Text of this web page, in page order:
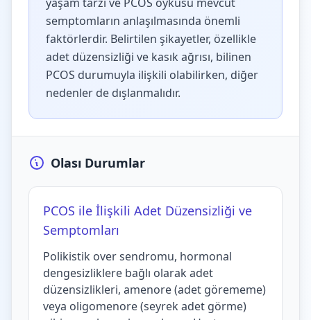
semptomların anlaşılmasında önemli
faktörlerdir. Belirtilen şikayetler, özellikle
adet düzensizliği ve kasık ağrısı, bilinen
PCOS durumuyla ilişkili olabilirken, diğer
nedenler de dışlanmalıdır.
Olası Durumlar
PCOS ile İlişkili Adet Düzensizliği ve
Semptomları
Polikistik over sendromu, hormonal
dengesizliklere bağlı olarak adet
düzensizlikleri, amenore (adet görememe)
veya oligomenore (seyrek adet görme)